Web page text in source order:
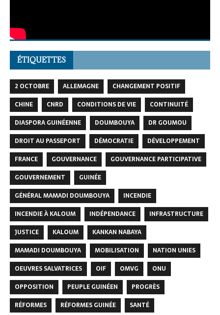
ÉTIQUETTES
2 OCTOBRE ALLEMAGNE
CHANGEMENT POSITIF
CHINE
CNRD CONDITIONS DE VIE
CONTINUITÉ
DIASPORA GUINÉENNE
DOUMBOUYA
DR GOUMOU
DROIT AU PASSEPORT
DÉMOCRATIE
DÉVELOPPEMENT
FRANCE
GOUVERNANCE
GOUVERNANCE PARTICIPATIVE
GOUVERNEMENT
GUINÉE
GÉNÉRAL MAMADI DOUMBOUYA
INCENDIE
INCENDIE À KALOUM
INDÉPENDANCE
INFRASTRUCTURE
JUSTICE
KALOUM
KANKAN NABAYA
MAMADI DOUMBOUYA
MOBILISATION
NATION UNIES
OEUVRES SALVATRICES
OIF OMVG
ONU
OPPOSITION
PEUPLE GUINÉEN
PROGRÈS
RÉFORMES
RÉFORMES GUINÉE
SANTÉ